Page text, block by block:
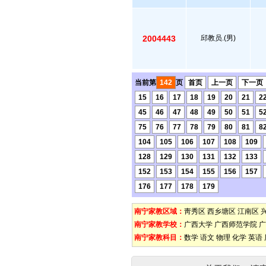
2004443 邱教员.(男)
当前第 142 页 首页 上一页
下一页
15
16 17 18 19 20 21
45
46 47 48 49 50 51
75
76 77 78 79 80 81
104
105 106 107 108
109
128
129 130 131 132
133
152
153 154 155 156
157
176
177 178 179
南宁家教区域： 靑秀区 西乡塘区 江南区
南宁家教学校： 广西大学 广西师范学院
南宁家教科目： 数学 语文 物理 化学 英语